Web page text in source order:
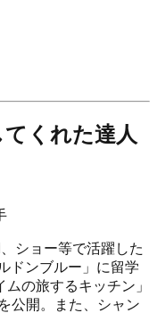
くれた達人
ショー等で活躍した
ドンブルー」に留学
の旅するキッチン」
公開。また、シャン